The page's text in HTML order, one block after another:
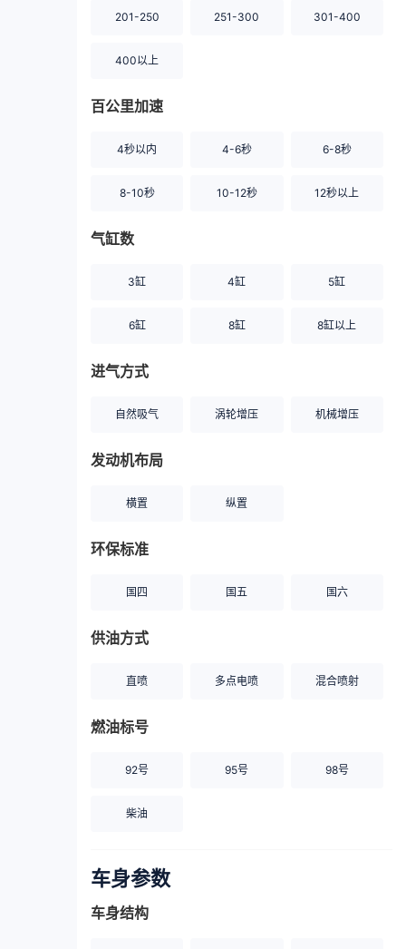
201-250 251-300 301-400
400以上
百公里加速
4秒以内 4-6秒 6-8秒
8-10秒 10-12秒 12秒以上
气缸数
3缸 4缸 5缸
6缸 8缸 8缸以上
进气方式
自然吸气 涡轮增压 机械增压
发动机布局
横置 纵置
环保标准
国四 国五 国六
供油方式
直喷 多点电喷 混合喷射
燃油标号
92号 95号 98号
柴油
车身参数
车身结构